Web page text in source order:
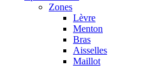
Zones
Lèvre
Menton
Bras
Aisselles
Maillot